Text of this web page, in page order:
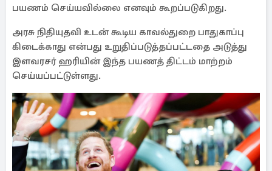
பயணம் செய்யவில்லை எனவும் கூறப்படுகிறது.
அரசு நிதியுதவி உடன் கூடிய காவல்துறை பாதுகாப்பு
கிடைக்காது என்பது உறுதிப்படுத்தப்பட்டதை அடுத்து
இளவரசர் ஹரியின் இந்த பயணத் திட்டம் மாற்றம்
செய்யப்பட்டுள்ளது.